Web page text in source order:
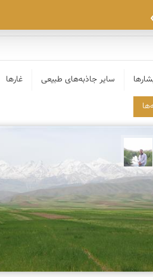
سایر جاذبه‌های طبیعی غارها